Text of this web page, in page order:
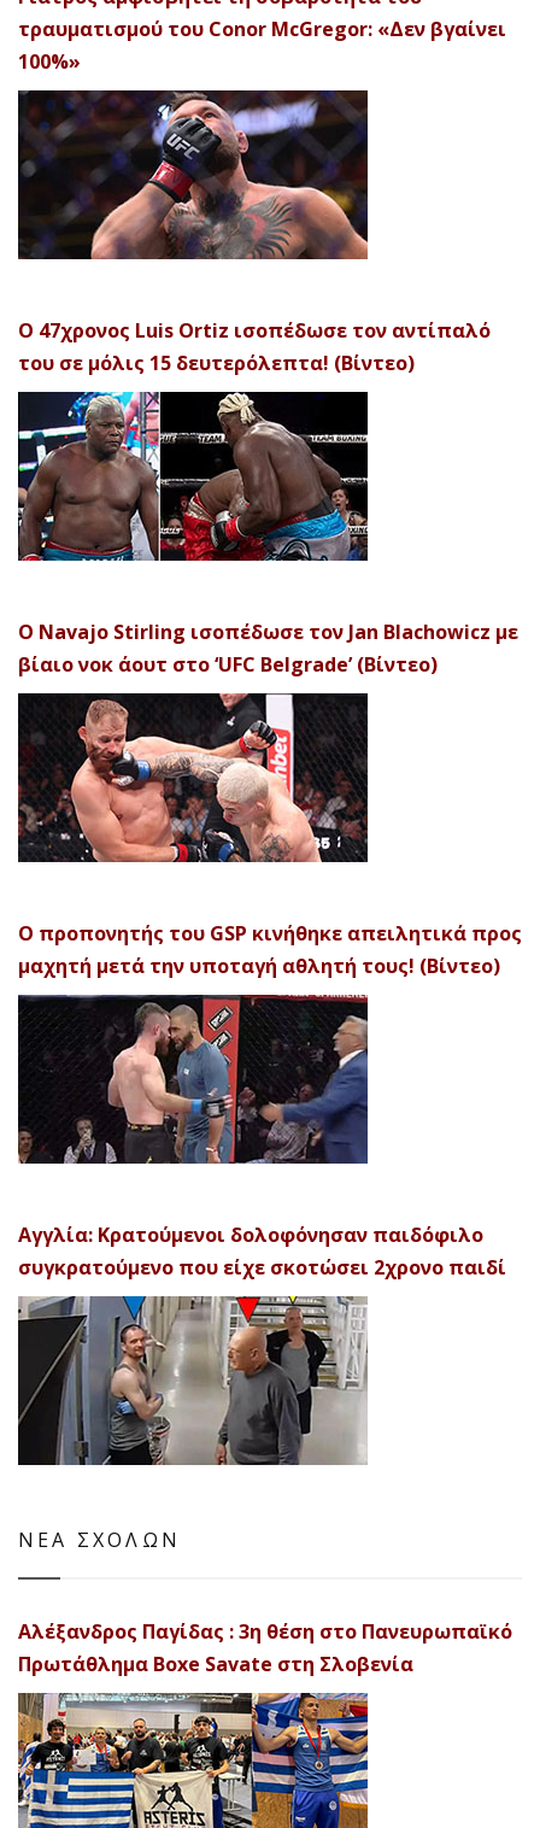
τραυματισμού του Conor McGregor: «Δεν βγαίνει
100%»
Ο 47χρονος Luis Ortiz ισοπέδωσε τον αντίπαλό
του σε μόλις 15 δευτερόλεπτα! (Βίντεο)
Ο Navajo Stirling ισοπέδωσε τον Jan Blachowicz με
βίαιο νοκ άουτ στο ‘UFC Belgrade’ (Βίντεο)
Ο προπονητής του GSP κινήθηκε απειλητικά προς
μαχητή μετά την υποταγή αθλητή τους! (Βίντεο)
Αγγλία: Κρατούμενοι δολοφόνησαν παιδόφιλο
συγκρατούμενο που είχε σκοτώσει 2χρονο παιδί
ΝΕΑ ΣΧΟΛΩΝ
Αλέξανδρος Παγίδας : 3η θέση στο Πανευρωπαϊκό
Πρωτάθλημα Boxe Savate στη Σλοβενία